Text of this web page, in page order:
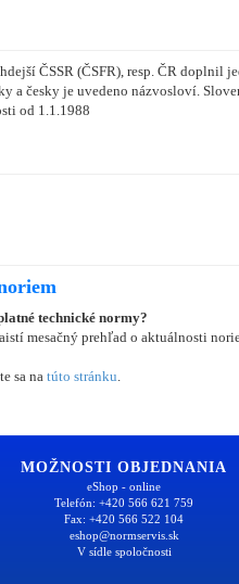
ČSSR (ČSFR), resp. ČR
a česky je uvedeno názvosloví.
od 1.1.1988
technické normy?
mesačný prehľad o aktuálnosti
sa natúto stránku.
MOŽNOSTI OBJEDNANIA
eShop - online
Telefón: +420 566 621 759
Fax: +420 566 522 104
eshop@normservis.sk
V sídle spoločnosti